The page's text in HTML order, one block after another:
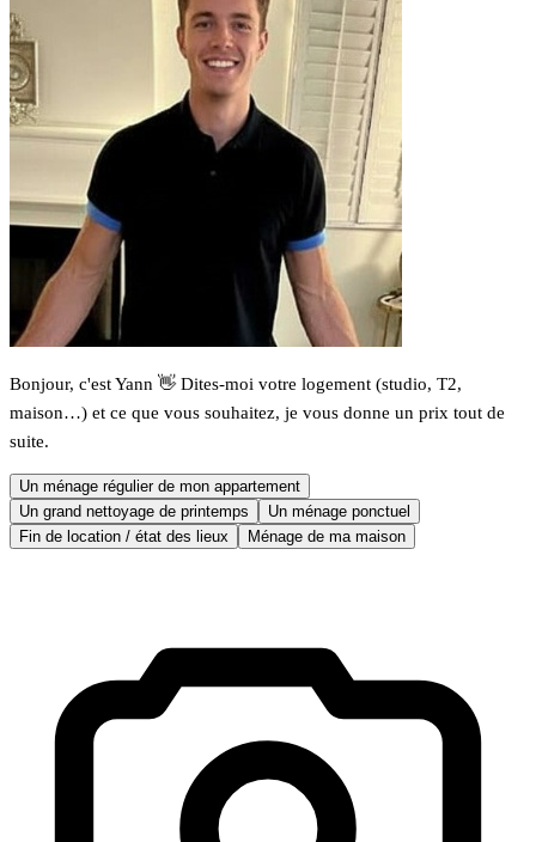
Bonjour, c'est Yann 👋 Dites-moi votre logement (studio, T2,
maison…) et ce que vous souhaitez, je vous donne un prix tout de
suite.
Un ménage régulier de mon appartement
Un grand nettoyage de printemps
Un ménage ponctuel
Fin de location / état des lieux
Ménage de ma maison